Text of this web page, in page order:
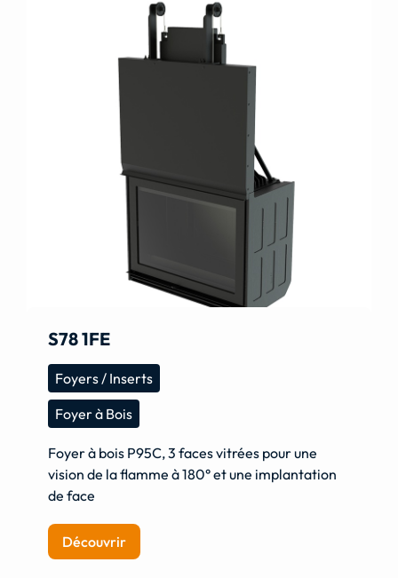
S78 1FE
Foyers / Inserts
Foyer à Bois
Foyer à bois P95C, 3 faces vitrées pour une
vision de la flamme à 180° et une implantation
de face
Découvrir